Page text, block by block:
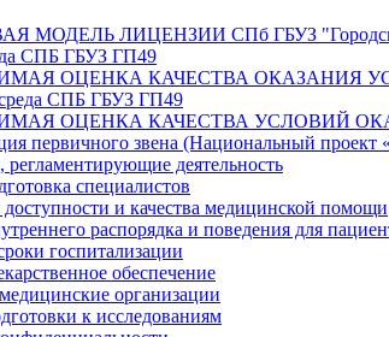
МОДЕЛЬ ЛИЦЕНЗИИ СПб ГБУЗ
СПБ ГБУЗ ГП49
ОЦЕНКА КАЧЕСТВА ОКАЗАНИЯ
СПБ ГБУЗ ГП49
ОЦЕНКА КАЧЕСТВА УСЛОВИЙ
первичного звена (Национальный проект
деятельность
специалистов
доступности и качества медицинской помощи
распорядка и поведения для
госпитализации
обеспечение
организации
к исследованиям